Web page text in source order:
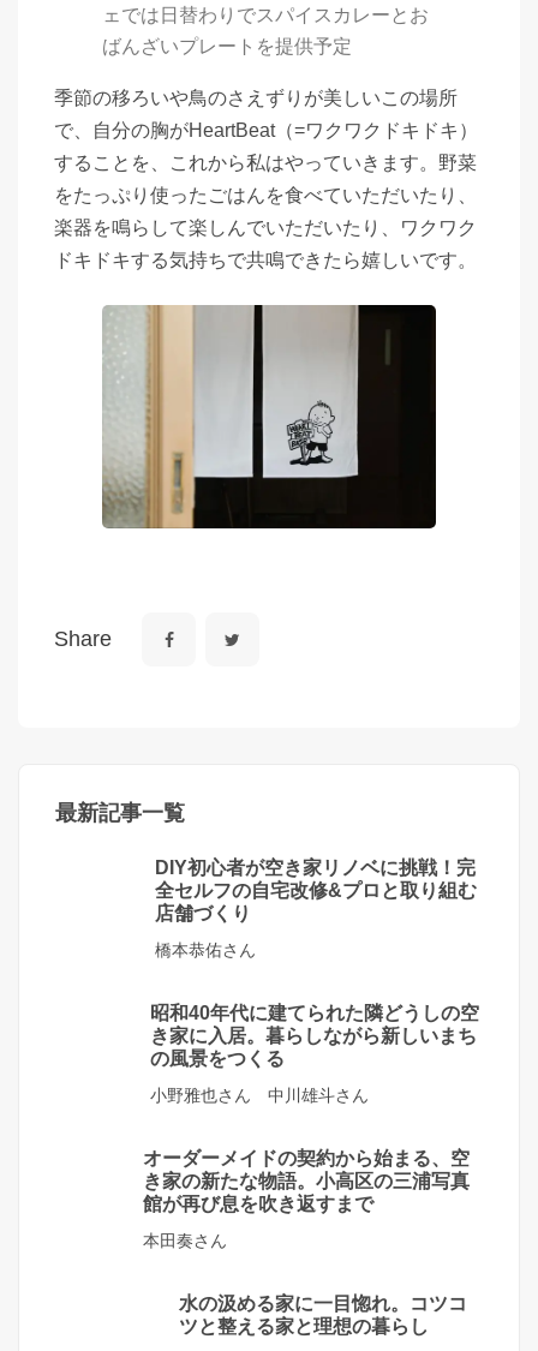
ェでは日替わりでスパイスカレーとお
ばんざいプレートを提供予定
季節の移ろいや鳥のさえずりが美しいこの場所
で、自分の胸がHeartBeat（=ワクワクドキドキ）
することを、これから私はやっていきます。野菜
をたっぷり使ったごはんを食べていただいたり、
楽器を鳴らして楽しんでいただいたり、ワクワク
ドキドキする気持ちで共鳴できたら嬉しいです。
Share
最新記事一覧
DIY初心者が空き家リノベに挑戦！完
全セルフの自宅改修&プロと取り組む
店舗づくり
橋本恭佑さん
昭和40年代に建てられた隣どうしの空
き家に入居。暮らしながら新しいまち
の風景をつくる
小野雅也さん 中川雄斗さん
オーダーメイドの契約から始まる、空
き家の新たな物語。小高区の三浦写真
館が再び息を吹き返すまで
本田奏さん
水の汲める家に一目惚れ。コツコ
ツと整える家と理想の暮らし